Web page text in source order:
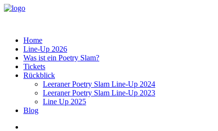
Home
Line-Up 2026
Was ist ein Poetry Slam?
Tickets
Rückblick
Leeraner Poetry Slam Line-Up 2024
Leeraner Poetry Slam Line-Up 2023
Line Up 2025
Blog